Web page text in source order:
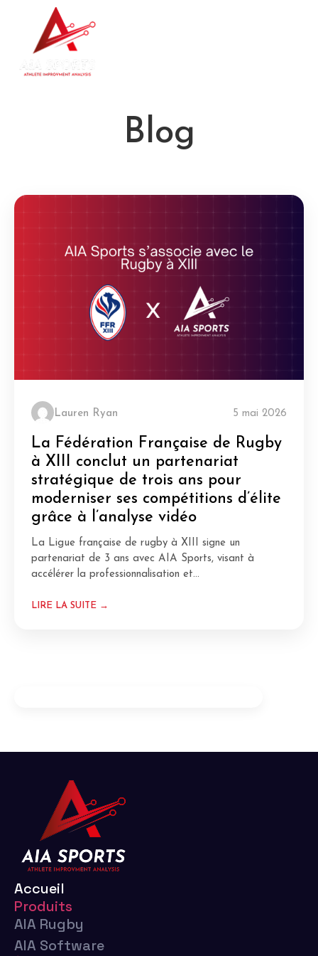
Blog
Lauren Ryan 5 mai 2026
La Fédération Française de Rugby
à XIII conclut un partenariat
stratégique de trois ans pour
moderniser ses compétitions d’élite
grâce à l’analyse vidéo
La Ligue française de rugby à XIII signe un
partenariat de 3 ans avec AIA Sports, visant à
accélérer la professionnalisation et…
LIRE LA SUITE →
Accueil
Produits
AIA Rugby
AIA Software